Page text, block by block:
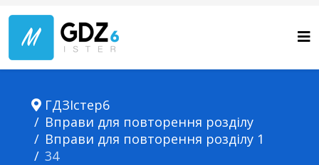
ГДЗІстер6
Вправи для повторення розділу
Вправи для повторення розділу 1
34